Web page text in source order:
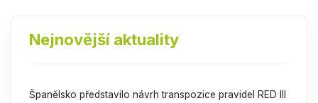
Nejnovější aktuality
Španělsko představilo návrh transpozice pravidel RED III